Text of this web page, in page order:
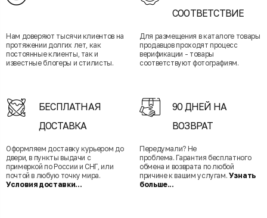
Нам доверяют тысячи клиентов на
протяжении долгих лет, как
постоянные клиенты, так и
известные блогеры и стилисты.
СООТВЕТСТВИЕ
Для размещения в каталоге товары
продавцов проходят процесс
верификации - товары
соответствуют фотографиям.
БЕСПЛАТНАЯ
ДОСТАВКА
Оформляем доставку курьером до
двери, в пункты выдачи с
примеркой по России и СНГ, или
почтой в любую точку мира.
Условия доставки...
90 ДНЕЙ НА
ВОЗВРАТ
Передумали? Не
проблема. Гарантия бесплатного
обмена и возврата по любой
причине к вашим услугам. Узнать
больше...